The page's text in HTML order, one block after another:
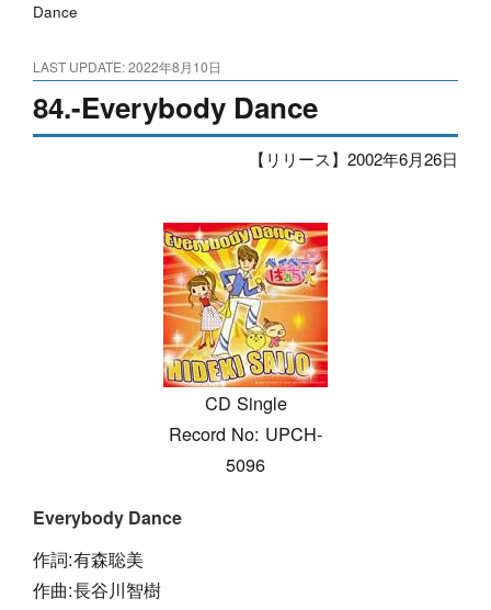
Dance
LAST UPDATE: 2022年8月10日
84.-Everybody Dance
【リリース】2002年6月26日
CD Single
Record No: UPCH-
5096
Everybody Dance
作詞:有森聡美
作曲:長谷川智樹